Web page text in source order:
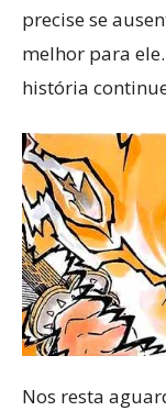
precise se
melhor para
história
Nos resta